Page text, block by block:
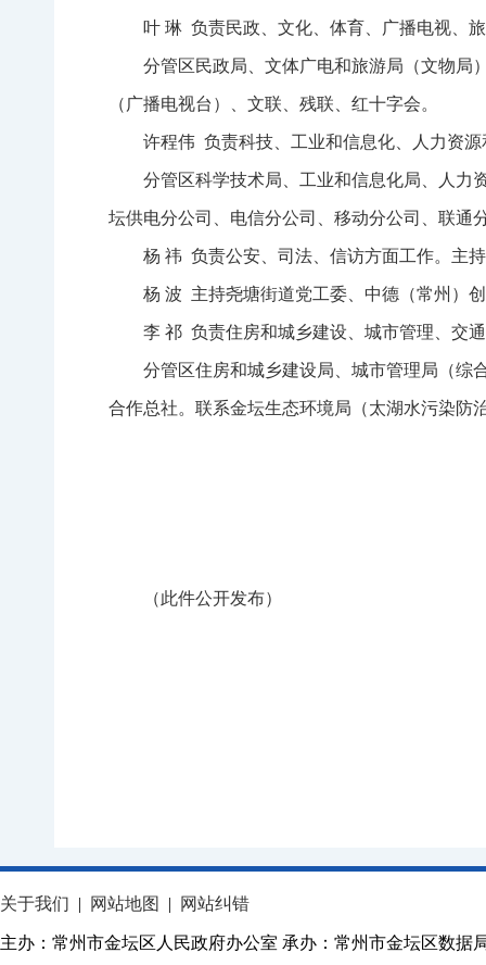
叶 琳 负责民政、文化、体育、广播电视、
分管区民政局、文体广电和旅游局（文物局
（广播电视台）、文联、残联、红十字会。
许程伟 负责科技、工业和信息化、人力资
分管区科学技术局、工业和信息化局、人力
坛供电分公司、电信分公司、移动分公司、联通
杨 祎 负责公安、司法、信访方面工作。主
杨 波 主持尧塘街道党工委、中德（常州）
李 祁 负责住房和城乡建设、城市管理、交
分管区住房和城乡建设局、城市管理局（综
合作总社。联系金坛生态环境局（太湖水污染防
（此件公开发布）
关于我们 | 网站地图 | 网站纠错
主办：常州市金坛区人民政府办公室 承办：常州市金坛区数据